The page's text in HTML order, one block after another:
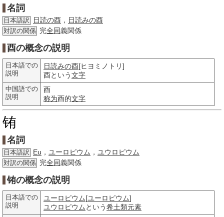
名詞
日本語訳 日読の酉 ， 日読みの酉
対訳の関係 完全同義関係
酉の概念の説明
日本語での
説明
日読みの酉[ヒヨミノトリ]
酉という文字
中国語での
説明
酉
称为酉的文字
铕
名詞
日本語訳 Eu ， ユーロピウム ， ユウロピウム
対訳の関係 完全同義関係
铕の概念の説明
日本語での
説明
ユーロピウム[ユーロピウム]
ユウロピウム という希土類元素